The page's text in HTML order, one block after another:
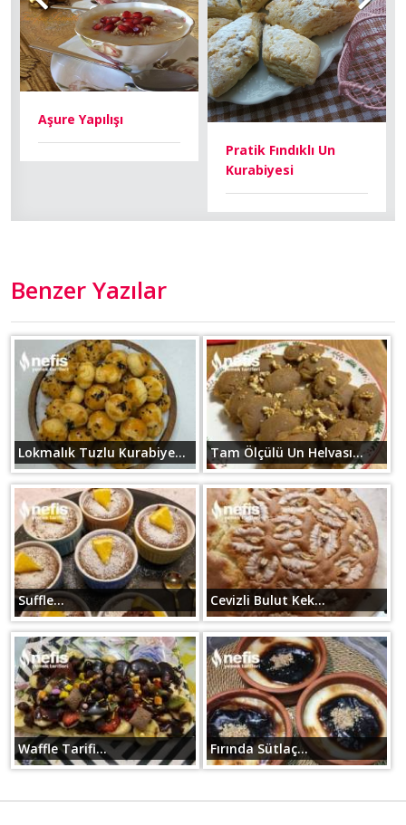
Aşure Yapılışı
Pratik Fındıklı Un
Kurabiyesi
Benzer Yazılar
Lokmalık Tuzlu Kurabiye... Tam Ölçülü Un Helvası...
Suffle... Cevizli Bulut Kek...
Waffle Tarifi... Fırında Sütlaç...